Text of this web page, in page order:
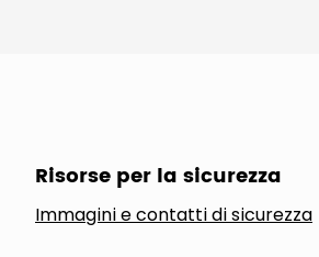
Risorse per la sicurezza
Immagini e contatti di sicurezza